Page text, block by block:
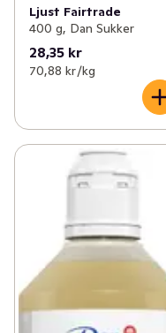
Ljust Fairtrade
400 g, Dan Sukker
28,35 kr
70,88 kr /kg